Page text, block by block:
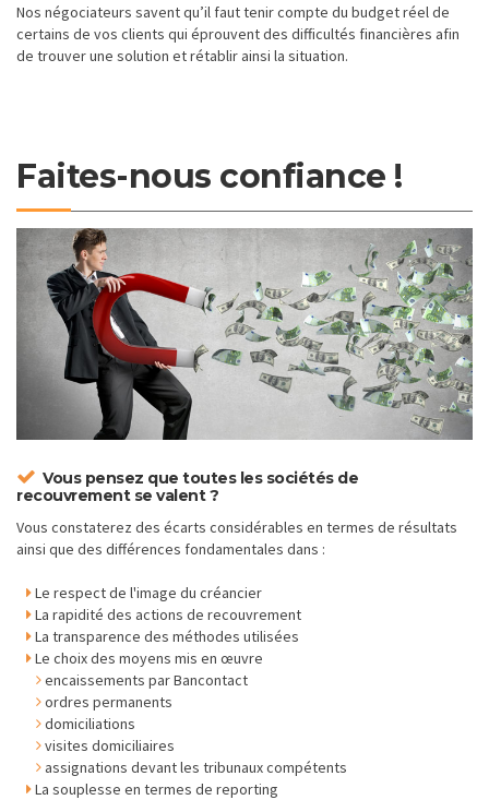
Nos négociateurs savent qu’il faut tenir compte du budget réel de
certains de vos clients qui éprouvent des difficultés financières afin
de trouver une solution et rétablir ainsi la situation.
Faites-nous confiance !
Vous pensez que toutes les sociétés de
recouvrement se valent ?
Vous constaterez des écarts considérables en termes de résultats
ainsi que des différences fondamentales dans :
Le respect de l'image du créancier
La rapidité des actions de recouvrement
La transparence des méthodes utilisées
Le choix des moyens mis en œuvre
encaissements par Bancontact
ordres permanents
domiciliations
visites domiciliaires
assignations devant les tribunaux compétents
La souplesse en termes de reporting